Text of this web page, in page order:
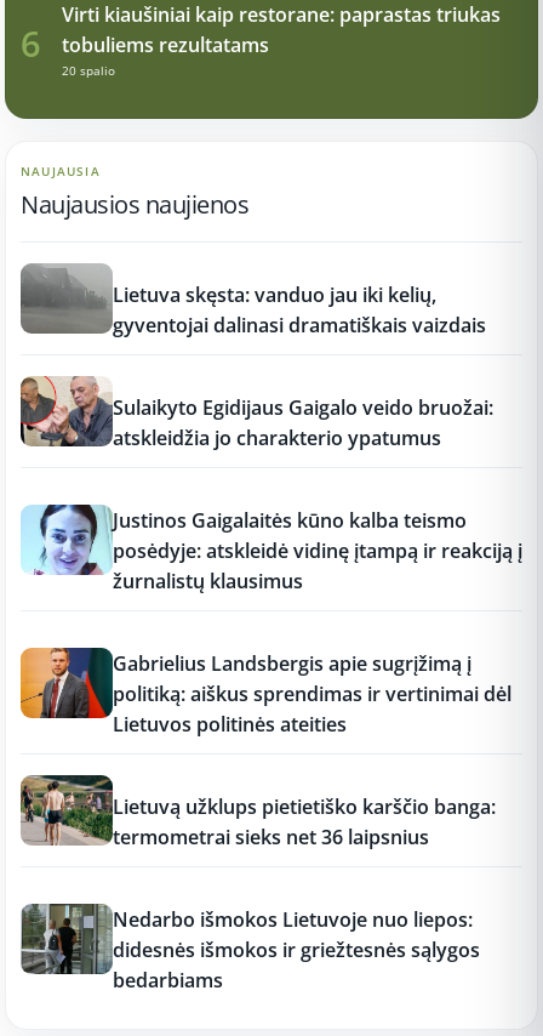
6
Virti kiaušiniai kaip restorane: paprastas triukas
tobuliems rezultatams
20 spalio
NAUJAUSIA
Naujausios naujienos
Lietuva skęsta: vanduo jau iki kelių,
gyventojai dalinasi dramatiškais vaizdais
Sulaikyto Egidijaus Gaigalo veido bruožai:
atskleidžia jo charakterio ypatumus
Justinos Gaigalaitės kūno kalba teismo
posėdyje: atskleidė vidinę įtampą ir reakciją į
žurnalistų klausimus
Gabrielius Landsbergis apie sugrįžimą į
politiką: aiškus sprendimas ir vertinimai dėl
Lietuvos politinės ateities
Lietuvą užklups pietietiško karščio banga:
termometrai sieks net 36 laipsnius
Nedarbo išmokos Lietuvoje nuo liepos:
didesnės išmokos ir griežtesnės sąlygos
bedarbiams